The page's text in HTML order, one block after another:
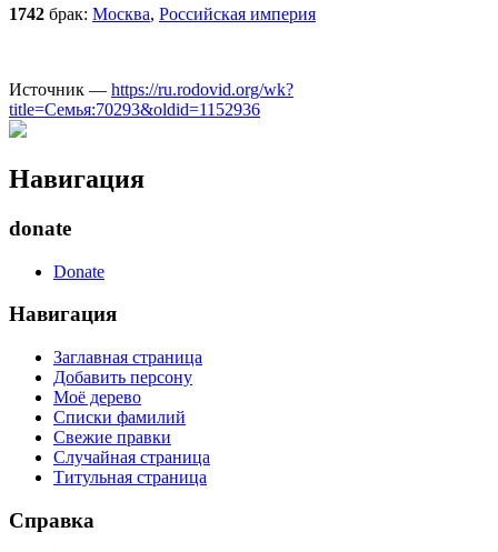
1742 брак: Москва, Российская империя
Источник — https://ru.rodovid.org/wk?
title=Семья:70293&oldid=1152936
Навигация
donate
Donate
Навигация
Заглавная страница
Добавить персону
Моё дерево
Списки фамилий
Свежие правки
Случайная страница
Титульная страница
Справка